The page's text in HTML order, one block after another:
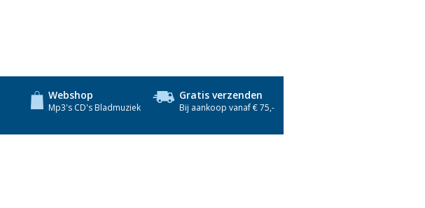
Webshop
Mp3's CD's Bladmuziek
Gratis verzenden
Bij aankoop vanaf € 75,-